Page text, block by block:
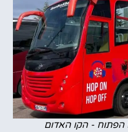
הפתוח - הקו האדום